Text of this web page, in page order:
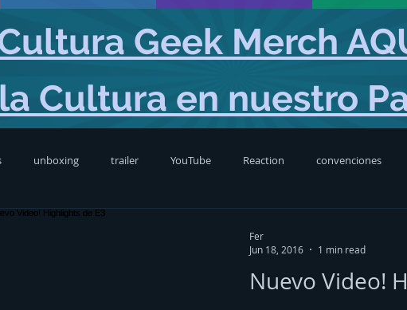
Geek Merch
unboxing trailer YouTube Reaction convenciones
Nuevo Video!
Fer
Jun 18, 2016
1 min read
Cultura en nuestro